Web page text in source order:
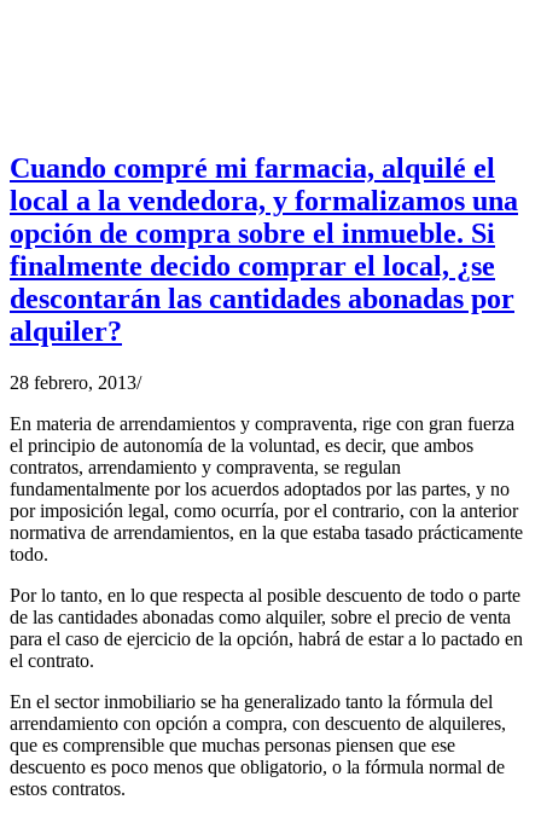
Cuando compré mi farmacia, alquilé el
local a la vendedora, y formalizamos una
opción de compra sobre el inmueble. Si
finalmente decido comprar el local, ¿se
descontarán las cantidades abonadas por
alquiler?
28 febrero, 2013/
En materia de arrendamientos y compraventa, rige con gran fuerza
el principio de autonomía de la voluntad, es decir, que ambos
contratos, arrendamiento y compraventa, se regulan
fundamentalmente por los acuerdos adoptados por las partes, y no
por imposición legal, como ocurría, por el contrario, con la anterior
normativa de arrendamientos, en la que estaba tasado prácticamente
todo.
Por lo tanto, en lo que respecta al posible descuento de todo o parte
de las cantidades abonadas como alquiler, sobre el precio de venta
para el caso de ejercicio de la opción, habrá de estar a lo pactado en
el contrato.
En el sector inmobiliario se ha generalizado tanto la fórmula del
arrendamiento con opción a compra, con descuento de alquileres,
que es comprensible que muchas personas piensen que ese
descuento es poco menos que obligatorio, o la fórmula normal de
estos contratos.